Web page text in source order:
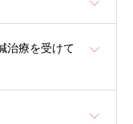
治療を受けて